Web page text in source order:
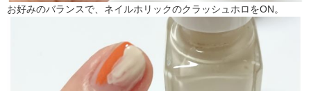
お好みのバランスで、ネイルホリックのクラッシュホロをON。